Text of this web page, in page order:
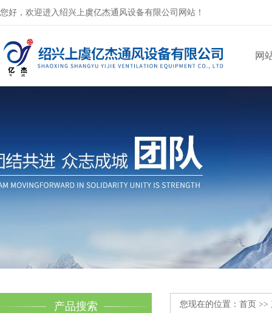
您好，欢迎进入绍兴上虞亿杰通风设备有限公司网站！
网
产品搜索 您现在的位置： 首页 >>